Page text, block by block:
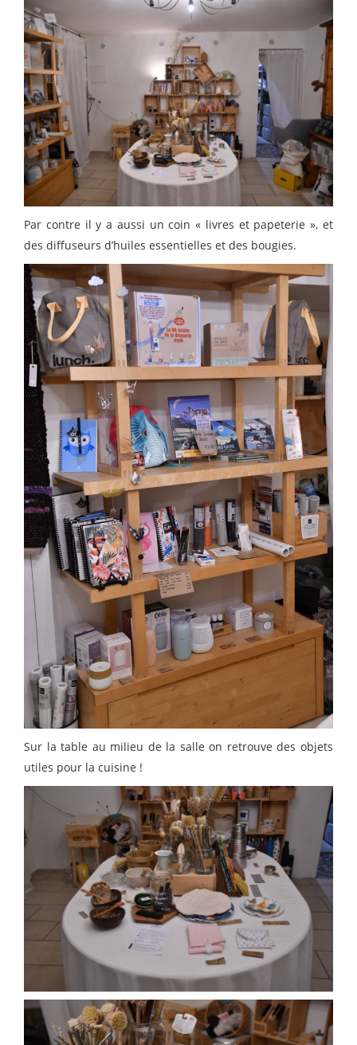
Par contre il y a aussi un coin « livres et papeterie », et
des diffuseurs d’huiles essentielles et des bougies.
Sur la table au milieu de la salle on retrouve des objets
utiles pour la cuisine !